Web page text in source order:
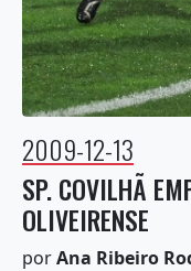
2009-12-13
SP. COVILHÃ
OLIVEIRENSE
porAna Ribeiro